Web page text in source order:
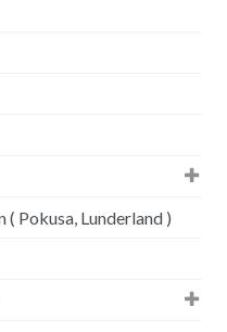
( Pokusa, Lunderland )